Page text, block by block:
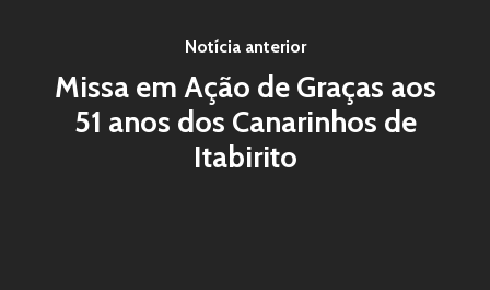
Notícia anterior
Missa em Ação de Graças aos
51 anos dos Canarinhos de
Itabirito